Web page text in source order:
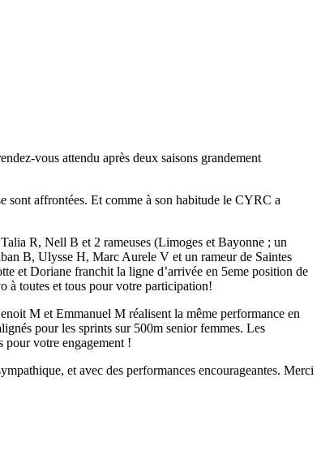
vous attendu après deux saisons grandement
sont affrontées. Et comme à son habitude le CYRC a
R, Nell B et 2 rameuses (Limoges et Bayonne ; un
B, Ulysse H, Marc Aurele V et un rameur de Saintes
et Doriane franchit la ligne d’arrivée en 5eme position de
à toutes et tous pour votre participation!
M et Emmanuel M réalisent la même performance en
pour les sprints sur 500m senior femmes. Les
pour votre engagement !
et avec des performances encourageantes. Merci